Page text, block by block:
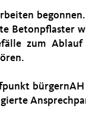
Betonpflaster
zum